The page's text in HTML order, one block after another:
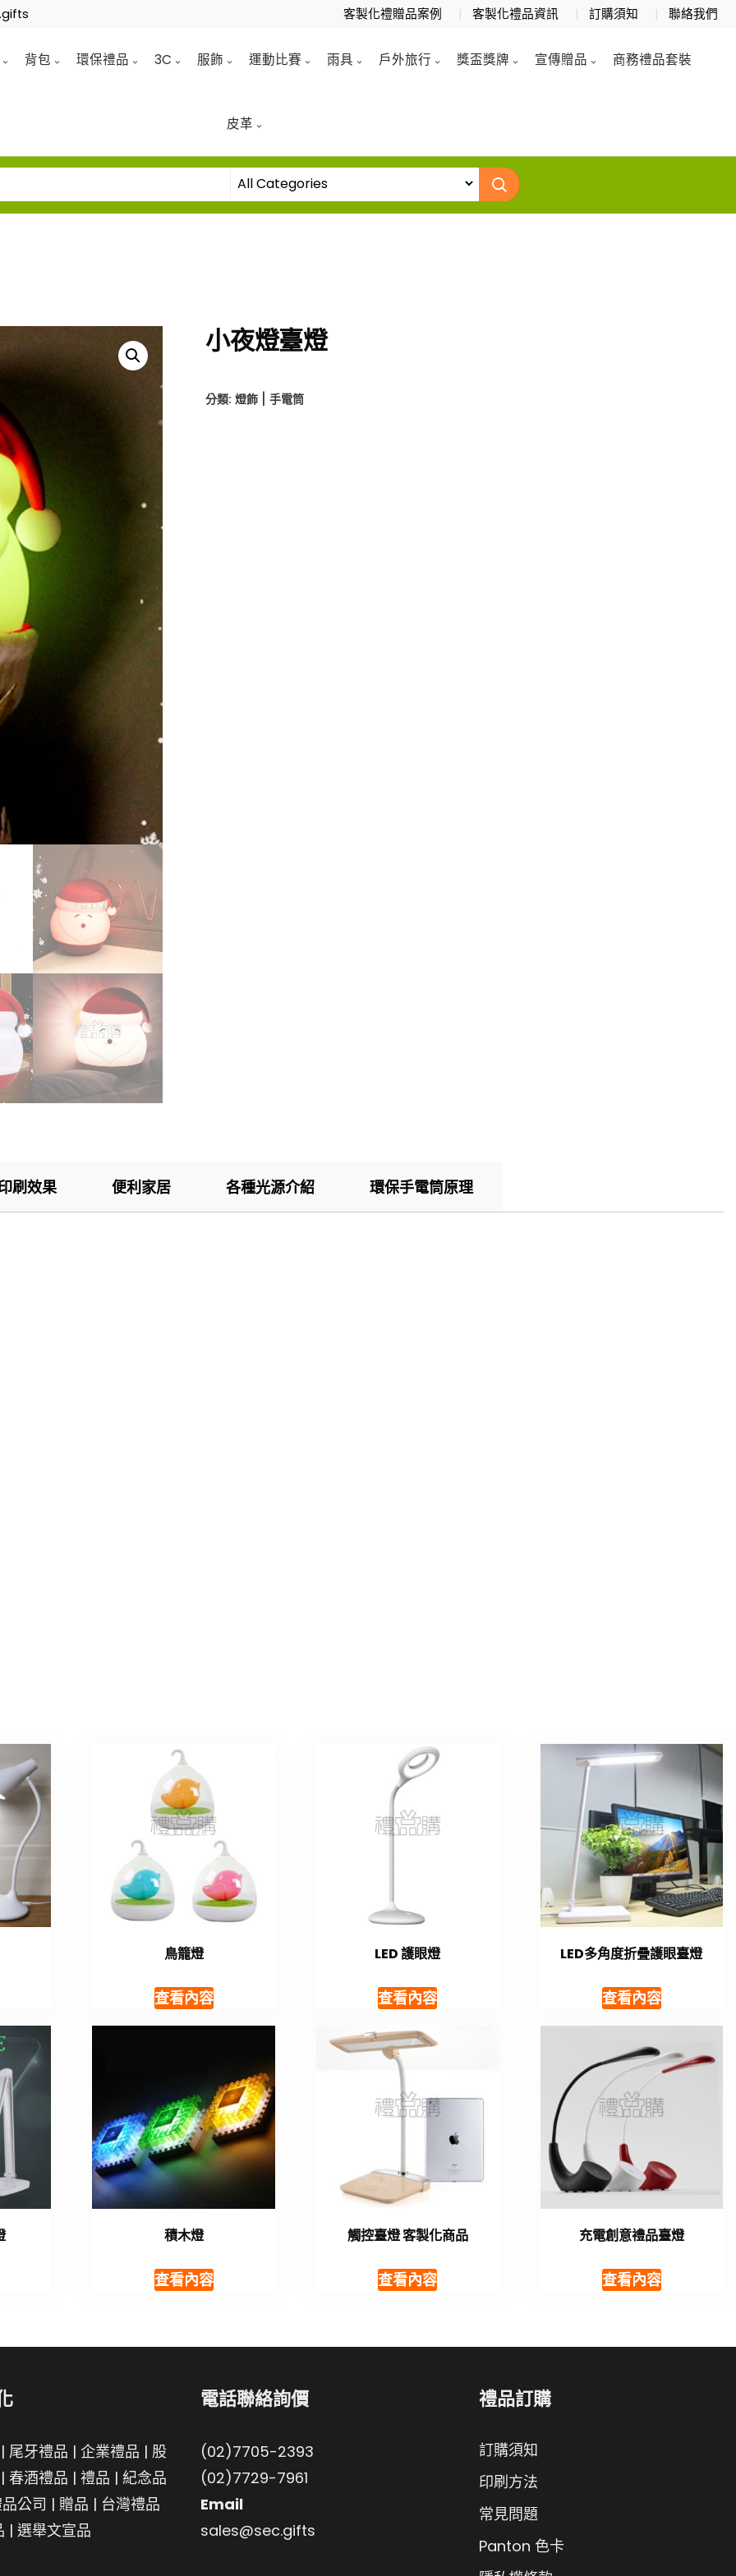
客製化禮贈品案例 客製化禮品資訊 訂購須知 聯絡我們
背包 環保禮品 3C 服飾 運動比賽 雨具 戶外旅行 獎盃獎牌 宣傳贈品 商務禮品套裝
皮革
小夜燈臺燈
分類:燈飾 | 手電筒
刷效果 便利家居 各種光源介紹 環保手電筒原理
鳥籠燈
查看內容
LED 護眼燈
查看內容
LED多角度折疊護眼臺燈
查看內容
積木燈
查看內容
觸控臺燈 客製化商品
查看內容
充電創意禮品臺燈
查看內容
尾牙禮品 | 企業禮品 | 股
春酒禮品 | 禮品 | 紀念品
公司 | 贈品 | 台灣禮品
| 選舉文宣品
電話聯絡詢價
(02)7705-2393
(02)7729-7961
Email
sales@sec.gifts
禮品訂購
訂購須知
印刷方法
常見問題
Panton 色卡